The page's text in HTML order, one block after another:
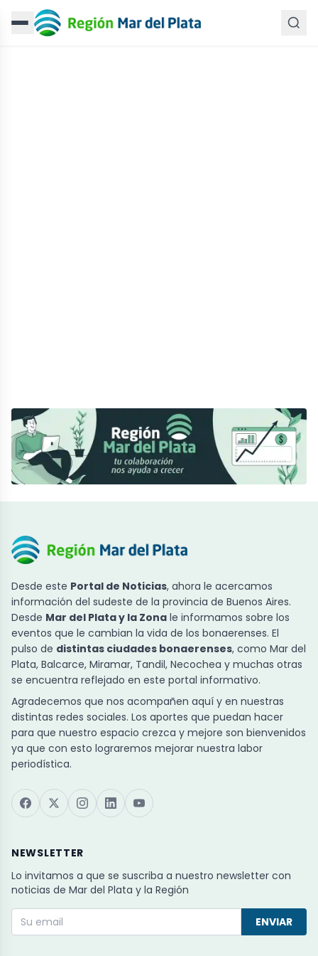
Desde este Portal de Noticias, ahora le acercamos
información del sudeste de la provincia de Buenos Aires.
Desde Mar del Plata y la Zona le informamos sobre los
eventos que le cambian la vida de los bonaerenses. El
pulso de distintas ciudades bonaerenses, como Mar del
Plata, Balcarce, Miramar, Tandil, Necochea y muchas otras
se encuentra reflejado en este portal informativo.
Agradecemos que nos acompañen aquí y en nuestras
distintas redes sociales. Los aportes que puedan hacer
para que nuestro espacio crezca y mejore son bienvenidos
ya que con esto lograremos mejorar nuestra labor
periodística.
NEWSLETTER
Lo invitamos a que se suscriba a nuestro newsletter con
noticias de Mar del Plata y la Región
ENVIAR